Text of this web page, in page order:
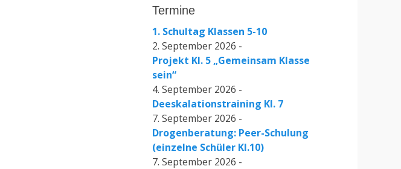
Termine
1. Schultag Klassen 5-10
2. September 2026 -
Projekt Kl. 5 „Gemeinsam Klasse
sein“
4. September 2026 -
Deeskalationstraining Kl. 7
7. September 2026 -
Drogenberatung: Peer-Schulung
(einzelne Schüler Kl.10)
7. September 2026 -